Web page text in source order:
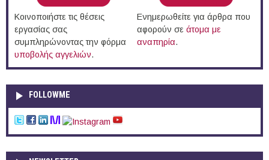
Κοινοποιήστε τις θέσεις
εργασίας σας
συμπληρώνοντας την φόρμα
υποβολής αγγελιών.
Ενημερωθείτε για άρθρα που
αφορούν σε άτομα με
αναπηρία.
FOLLOWME